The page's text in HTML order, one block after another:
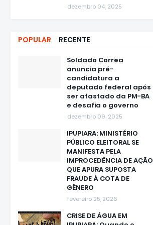
dezembro 04, 2025
POPULAR RECENTE
Soldado Correa
anuncia pré-
candidatura a
deputado federal após
ser afastado da PM-BA
e desafia o governo
dezembro 09, 2025
IPUPIARA: MINISTÉRIO
PÚBLICO ELEITORAL SE
MANIFESTA PELA
IMPROCEDÊNCIA DE AÇÃO
QUE APURA SUPOSTA
FRAUDE À COTA DE
GÊNERO
fevereiro 25, 2026
CRISE DE ÁGUA EM